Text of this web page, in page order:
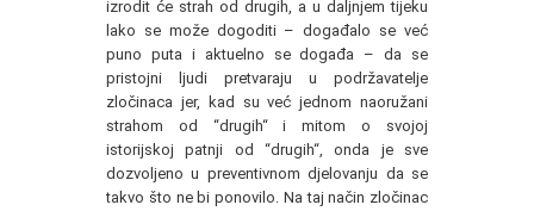
izrodit će strah od drugih, a u daljnjem tijeku
lako se može dogoditi – događalo se već
puno puta i aktuelno se događa – da se
pristojni ljudi pretvaraju u podržavatelje
zločinaca jer, kad su već jednom naoružani
strahom od “drugih“ i mitom o svojoj
istorijskoj patnji od “drugih“, onda je sve
dozvoljeno u preventivnom djelovanju da se
takvo što ne bi ponovilo. Na taj način zločinac